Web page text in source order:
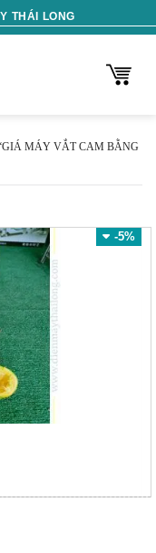
THÁI LONG
MÁY VẮT CAM BẰNG
-5%